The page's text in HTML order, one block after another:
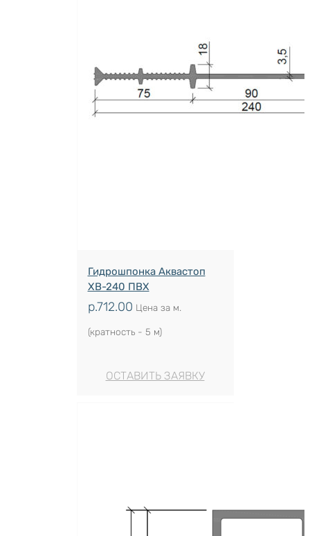
Гидрошпонка Аквастоп
ХВ-240 ПВХ
р.712.00 Цена за м.
(кратность - 5 м)
ОСТАВИТЬ ЗАЯВКУ